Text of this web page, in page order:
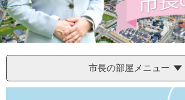
市長の部屋メニュー